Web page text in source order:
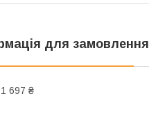
для замовлення
1 697 ₴